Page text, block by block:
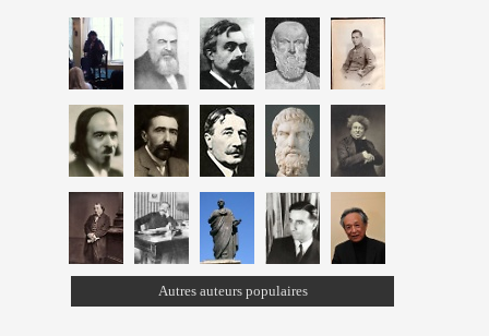
Autres auteurs populaires